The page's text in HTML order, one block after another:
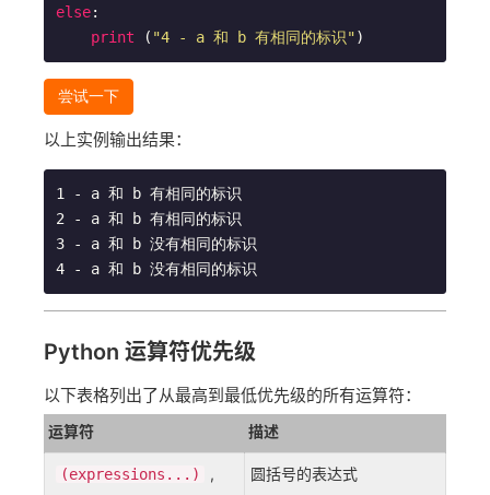
else:
print ( "4 - a 和 b 有相同的标识")
尝试一下
以上实例输出结果：
1 - a 和 b 有相同的标识
2 - a 和 b 有相同的标识
3 - a 和 b 没有相同的标识
Python 运算符优先级
以下表格列出了从最高到最低优先级的所有运算符：
运算符 描述
(expressions...) , 圆括号的表达式